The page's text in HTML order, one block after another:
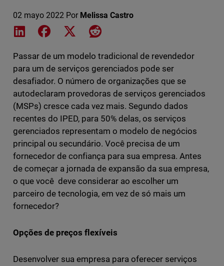
02 mayo 2022 Por Melissa Castro
Share on LinkedIn
Share on Facebook
Share on XShare on Reddit
Passar de um modelo tradicional de revendedor
para um de serviços gerenciados pode ser
desafiador. O número de organizações que se
autodeclaram provedoras de serviços gerenciados
(MSPs) cresce cada vez mais. Segundo dados
recentes do IPED, para 50% delas, os serviços
gerenciados representam o modelo de negócios
principal ou secundário. Você precisa de um
fornecedor de confiança para sua empresa. Antes
de começar a jornada de expansão da sua empresa,
o que você deve considerar ao escolher um
parceiro de tecnologia, em vez de só mais um
fornecedor?
Opções de preços flexíveis
Desenvolver sua empresa para oferecer serviços